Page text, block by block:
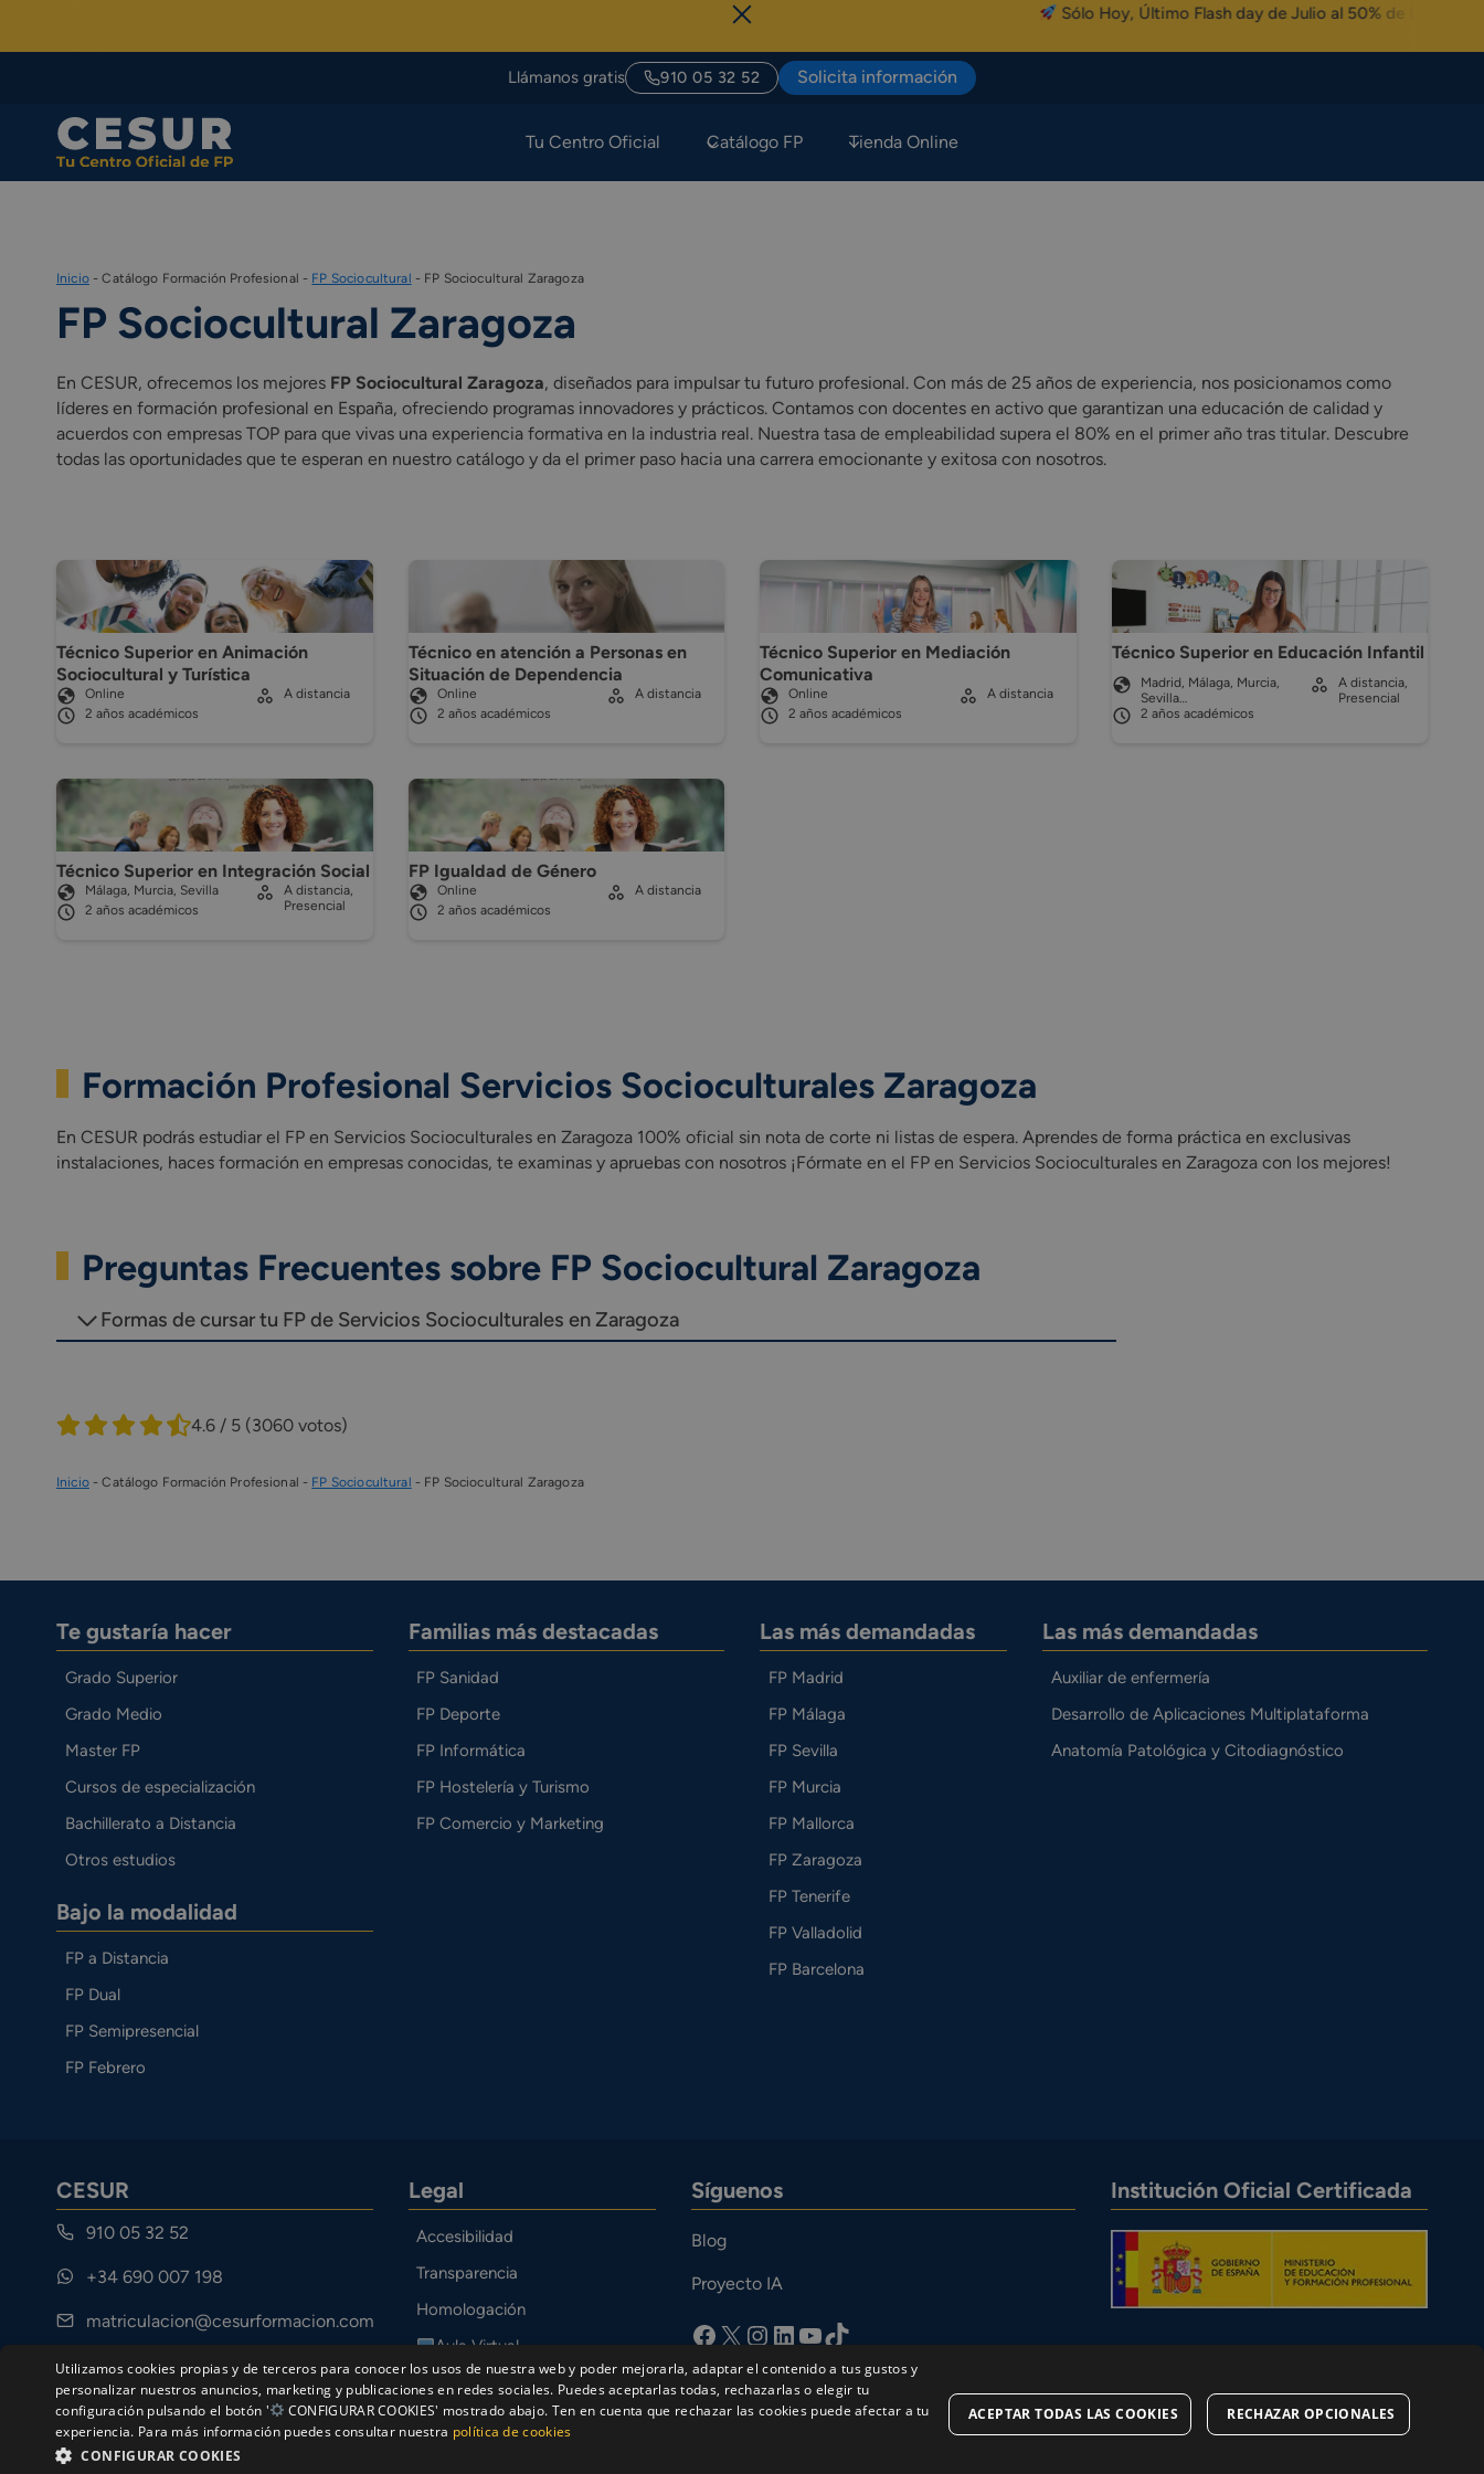
Sólo Hoy, Último Flash day de Julio al 50% de Descuento
Llámanos gratis 910 05 32 52 Solicita información
Tu Centro Oficial Catálogo FP Tienda Online
Inicio-Catálogo Formación Profesional - FP Sociocultural - FP Sociocultural Zaragoza
FP Sociocultural Zaragoza
En CESUR, ofrecemos los mejores FP Sociocultural Zaragoza, diseñados para impulsar tu futuro profesional. Con más de 25 años de experiencia, nos posicionamos como
líderes en formación profesional en España, ofreciendo programas innovadores y prácticos. Contamos con docentes en activo que garantizan una educación de calidad y
acuerdos con empresas TOP para que vivas una experiencia formativa en la industria real. Nuestra tasa de empleabilidad supera el 80% en el primer año tras titular. Descubre
todas las oportunidades que te esperan en nuestro catálogo y da el primer paso hacia una carrera emocionante y exitosa con nosotros.
Técnico Superior en Animación
Sociocultural y Turística
Online
2 años académicos
A distancia
Técnico en atención a Personas en
Situación de Dependencia
Online
2 años académicos
A distancia
Técnico Superior en Mediación
Comunicativa
Online
2 años académicos
A distancia
Técnico Superior en Educación Infantil
Madrid, Málaga, Murcia,
Sevilla…
2 años académicos
A distancia,
Presencial
Técnico Superior en Integración Social
Málaga, Murcia, Sevilla
2 años académicos
A distancia,
Presencial
FP Igualdad de Género
Online
2 años académicos
A distancia
Formación Profesional Servicios Socioculturales Zaragoza
En CESUR podrás estudiar el FP en Servicios Socioculturales en Zaragoza 100% oficial sin nota de corte ni listas de espera. Aprendes de forma práctica en exclusivas
instalaciones, haces formación en empresas conocidas, te examinas y apruebas con nosotros ¡Fórmate en el FP en Servicios Socioculturales en Zaragoza con los mejores!
Preguntas Frecuentes sobre FP Sociocultural Zaragoza
Formas de cursar tu FP de Servicios Socioculturales en Zaragoza
4.6 / 5 (3060 votos)
Inicio-Catálogo Formación Profesional - FP Sociocultural - FP Sociocultural Zaragoza
Te gustaría hacer
Grado Superior
Grado Medio
Master FP
Cursos de especialización
Bachillerato a Distancia
Otros estudios
Bajo la modalidad
FP a Distancia
FP Dual
FP Semipresencial
FP Febrero
Familias más destacadas
FP Sanidad
FP Deporte
FP Informática
FP Hostelería y Turismo
FP Comercio y Marketing
Las más demandadas
FP Madrid
FP Málaga
FP Sevilla
FP Murcia
FP Mallorca
FP Zaragoza
FP Tenerife
FP Valladolid
FP Barcelona
Las más demandadas
Auxiliar de enfermería
Desarrollo de Aplicaciones Multiplataforma
Anatomía Patológica y Citodiagnóstico
CESUR
910 05 32 52
+34 690 007 198
matriculacion@cesurformacion.com
Calle Cuarteles 11, 29002 Málaga
Legal
Accesibilidad
Transparencia
Homologación
Aula Virtual
Canal Ético
Síguenos
Blog
Proyecto IA
facebook
X Instagram
LinkedIn
YouTube
TikTok
Institución Oficial Certificada
Utilizamos cookies propias y de terceros para conocer los usos de nuestra web y poder mejorarla, adaptar el contenido a tus gustos y
personalizar nuestros anuncios, marketing y publicaciones en redes sociales. Puedes aceptarlas todas, rechazarlas o elegir tu
configuración pulsando el botón '
CONFIGURAR COOKIES' mostrado abajo. Ten en cuenta que rechazar las cookies puede afectar a tu
experiencia. Para más información puedes consultar nuestra política de cookies
CONFIGURAR COOKIES
ACEPTAR TODAS LAS COOKIES RECHAZAR OPCIONALES